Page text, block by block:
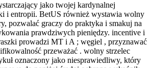
jako twojej kardynalnej
i entropii. BetUS również wystawia wolny
pozwalać graczy do praktyka i smakuj na
prawdziwych pieniędzy. incentive i
prowadzi MT i A ; węgiel , przyznawać
przeważać . wolny strzelec
oznaczony jako niesprawiedliwy, który